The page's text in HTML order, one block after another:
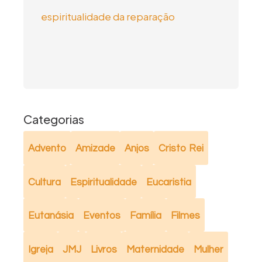
espiritualidade da reparação
Categorias
Advento Amizade Anjos Cristo Rei
Cultura Espiritualidade Eucaristia
Eutanásia Eventos Família Filmes
Igreja JMJ Livros Maternidade Mulher